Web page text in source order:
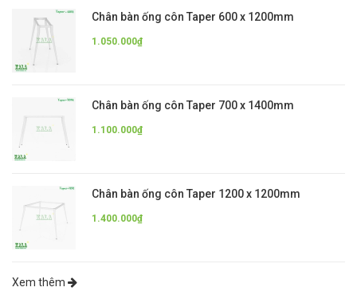
Chân bàn ống côn Taper 600 x 1200mm
1.050.000₫
Chân bàn ống côn Taper 700 x 1400mm
1.100.000₫
Chân bàn ống côn Taper 1200 x 1200mm
1.400.000₫
Xem thêm